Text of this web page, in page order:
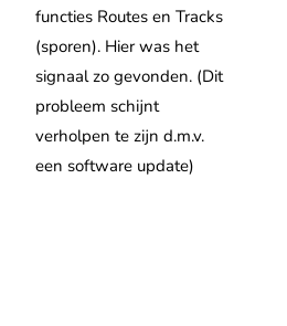
functies Routes en Tracks
(sporen). Hier was het
signaal zo gevonden. (Dit
probleem schijnt
verholpen te zijn d.m.v.
een software update)